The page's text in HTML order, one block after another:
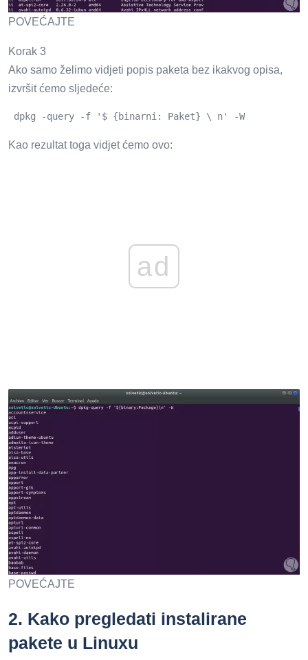
POVEĆAJTE
Korak 3
Ako samo želimo vidjeti popis paketa bez ikakvog opisa,
izvršit ćemo sljedeće:
dpkg -query -f '$ {binarni: Paket} \ n' -W
Kao rezultat toga vidjet ćemo ovo:
ad
POVEĆAJTE
2. Kako pregledati instalirane
pakete u Linuxu